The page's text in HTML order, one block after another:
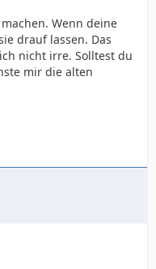
Wenn deine
drauf lassen. Das
nicht irre. Solltest du
mir die alten